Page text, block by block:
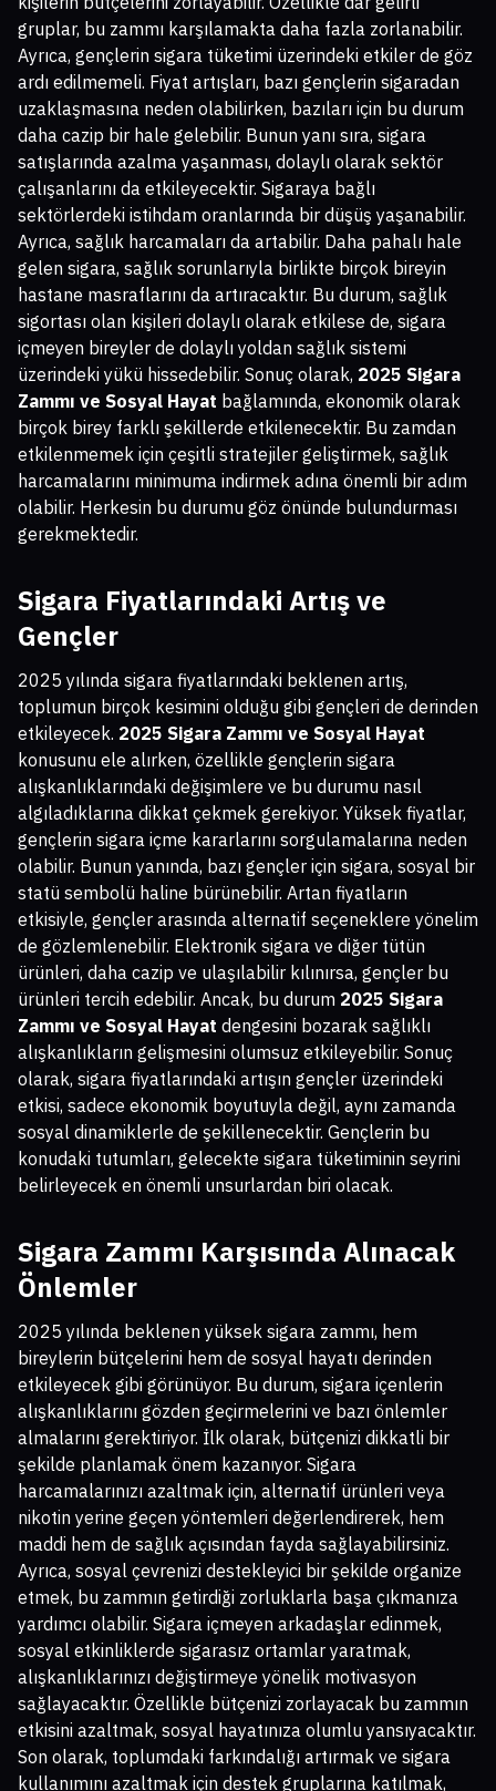
gruplar, bu zammı karşılamakta daha fazla zorlanabilir.
Ayrıca, gençlerin sigara tüketimi üzerindeki etkiler de göz
ardı edilmemeli. Fiyat artışları, bazı gençlerin sigaradan
uzaklaşmasına neden olabilirken, bazıları için bu durum
daha cazip bir hale gelebilir. Bunun yanı sıra, sigara
satışlarında azalma yaşanması, dolaylı olarak sektör
çalışanlarını da etkileyecektir. Sigaraya bağlı
sektörlerdeki istihdam oranlarında bir düşüş yaşanabilir.
Ayrıca, sağlık harcamaları da artabilir. Daha pahalı hale
gelen sigara, sağlık sorunlarıyla birlikte birçok bireyin
hastane masraflarını da artıracaktır. Bu durum, sağlık
sigortası olan kişileri dolaylı olarak etkilese de, sigara
içmeyen bireyler de dolaylı yoldan sağlık sistemi
üzerindeki yükü hissedebilir. Sonuç olarak, 2025 Sigara
Zammı ve Sosyal Hayat bağlamında, ekonomik olarak
birçok birey farklı şekillerde etkilenecektir. Bu zamdan
etkilenmemek için çeşitli stratejiler geliştirmek, sağlık
harcamalarını minimuma indirmek adına önemli bir adım
olabilir. Herkesin bu durumu göz önünde bulundurması
gerekmektedir.
Sigara Fiyatlarındaki Artış ve
Gençler
2025 yılında sigara fiyatlarındaki beklenen artış,
toplumun birçok kesimini olduğu gibi gençleri de derinden
etkileyecek. 2025 Sigara Zammı ve Sosyal Hayat
konusunu ele alırken, özellikle gençlerin sigara
alışkanlıklarındaki değişimlere ve bu durumu nasıl
algıladıklarına dikkat çekmek gerekiyor. Yüksek fiyatlar,
gençlerin sigara içme kararlarını sorgulamalarına neden
olabilir. Bunun yanında, bazı gençler için sigara, sosyal bir
statü sembolü haline bürünebilir. Artan fiyatların
etkisiyle, gençler arasında alternatif seçeneklere yönelim
de gözlemlenebilir. Elektronik sigara ve diğer tütün
ürünleri, daha cazip ve ulaşılabilir kılınırsa, gençler bu
ürünleri tercih edebilir. Ancak, bu durum 2025 Sigara
Zammı ve Sosyal Hayat dengesini bozarak sağlıklı
alışkanlıkların gelişmesini olumsuz etkileyebilir. Sonuç
olarak, sigara fiyatlarındaki artışın gençler üzerindeki
etkisi, sadece ekonomik boyutuyla değil, aynı zamanda
sosyal dinamiklerle de şekillenecektir. Gençlerin bu
konudaki tutumları, gelecekte sigara tüketiminin seyrini
belirleyecek en önemli unsurlardan biri olacak.
Sigara Zammı Karşısında Alınacak
Önlemler
2025 yılında beklenen yüksek sigara zammı, hem
bireylerin bütçelerini hem de sosyal hayatı derinden
etkileyecek gibi görünüyor. Bu durum, sigara içenlerin
alışkanlıklarını gözden geçirmelerini ve bazı önlemler
almalarını gerektiriyor. İlk olarak, bütçenizi dikkatli bir
şekilde planlamak önem kazanıyor. Sigara
harcamalarınızı azaltmak için, alternatif ürünleri veya
nikotin yerine geçen yöntemleri değerlendirerek, hem
maddi hem de sağlık açısından fayda sağlayabilirsiniz.
Ayrıca, sosyal çevrenizi destekleyici bir şekilde organize
etmek, bu zammın getirdiği zorluklarla başa çıkmanıza
yardımcı olabilir. Sigara içmeyen arkadaşlar edinmek,
sosyal etkinliklerde sigarasız ortamlar yaratmak,
alışkanlıklarınızı değiştirmeye yönelik motivasyon
sağlayacaktır. Özellikle bütçenizi zorlayacak bu zammın
etkisini azaltmak, sosyal hayatınıza olumlu yansıyacaktır.
Son olarak, toplumdaki farkındalığı artırmak ve sigara
kullanımını azaltmak için destek gruplarına katılmak,